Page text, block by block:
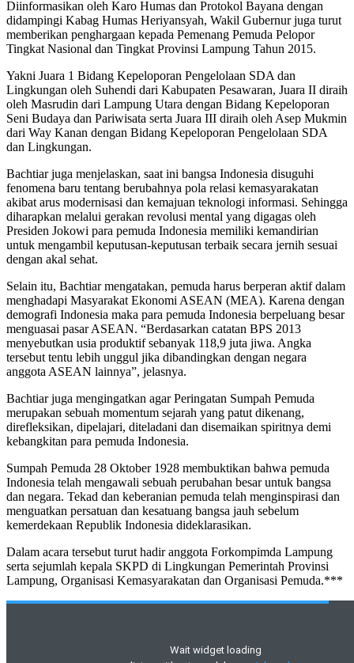
Diinformasikan oleh Karo Humas dan Protokol Bayana dengan
didampingi Kabag Humas Heriyansyah, Wakil Gubernur juga turut
memberikan penghargaan kepada Pemenang Pemuda Pelopor
Tingkat Nasional dan Tingkat Provinsi Lampung Tahun 2015.
Yakni Juara 1 Bidang Kepeloporan Pengelolaan SDA dan
Lingkungan oleh Suhendi dari Kabupaten Pesawaran, Juara II diraih
oleh Masrudin dari Lampung Utara dengan Bidang Kepeloporan
Seni Budaya dan Pariwisata serta Juara III diraih oleh Asep Mukmin
dari Way Kanan dengan Bidang Kepeloporan Pengelolaan SDA
dan Lingkungan.
Bachtiar juga menjelaskan, saat ini bangsa Indonesia disuguhi
fenomena baru tentang berubahnya pola relasi kemasyarakatan
akibat arus modernisasi dan kemajuan teknologi informasi. Sehingga
diharapkan melalui gerakan revolusi mental yang digagas oleh
Presiden Jokowi para pemuda Indonesia memiliki kemandirian
untuk mengambil keputusan-keputusan terbaik secara jernih sesuai
dengan akal sehat.
Selain itu, Bachtiar mengatakan, pemuda harus berperan aktif dalam
menghadapi Masyarakat Ekonomi ASEAN (MEA). Karena dengan
demografi Indonesia maka para pemuda Indonesia berpeluang besar
menguasai pasar ASEAN. “Berdasarkan catatan BPS 2013
menyebutkan usia produktif sebanyak 118,9 juta jiwa. Angka
tersebut tentu lebih unggul jika dibandingkan dengan negara
anggota ASEAN lainnya”, jelasnya.
Bachtiar juga mengingatkan agar Peringatan Sumpah Pemuda
merupakan sebuah momentum sejarah yang patut dikenang,
direfleksikan, dipelajari, diteladani dan disemaikan spiritnya demi
kebangkitan para pemuda Indonesia.
Sumpah Pemuda 28 Oktober 1928 membuktikan bahwa pemuda
Indonesia telah mengawali sebuah perubahan besar untuk bangsa
dan negara. Tekad dan keberanian pemuda telah menginspirasi dan
menguatkan persatuan dan kesatuang bangsa jauh sebelum
kemerdekaan Republik Indonesia dideklarasikan.
Dalam acara tersebut turut hadir anggota Forkompimda Lampung
serta sejumlah kepala SKPD di Lingkungan Pemerintah Provinsi
Lampung, Organisasi Kemasyarakatan dan Organisasi Pemuda.***